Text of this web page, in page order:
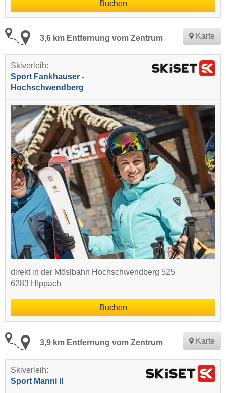
Buchen
3,6 km Entfernung vom Zentrum Karte
Skiverleih:
Sport Fankhauser -
Hochschwendberg
direkt in der Möslbahn Hochschwendberg 525
6283 HIppach
Buchen
3,9 km Entfernung vom Zentrum Karte
Skiverleih:
Sport Manni II